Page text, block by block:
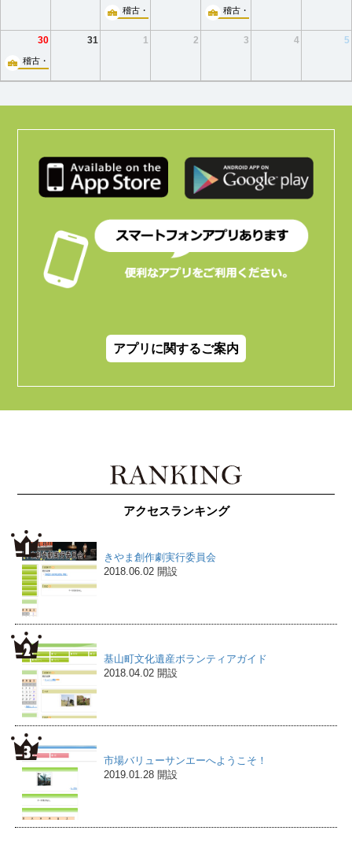
稽古・小ホール 稽古・小ホール
30 31 1 2 3 4 5
稽古・小ホール
アプリに関するご案内
アクセスランキング
きやま創作劇実行委員会
2018.06.02 開設
基山町文化遺産ボランティアガイド
2018.04.02 開設
市場バリューサンエーへようこそ！
2019.01.28 開設